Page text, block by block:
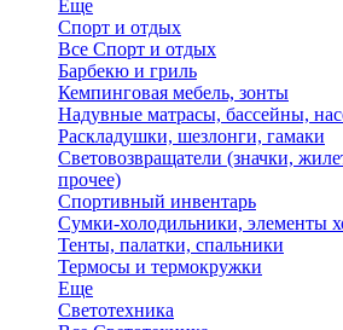
Еще
Спорт и отдых
Все Спорт и отдых
Барбекю и гриль
Кемпинговая мебель, зонты
Надувные матрасы, бассейны,
Раскладушки, шезлонги, гамаки
Световозвращатели (значки,
прочее)
Спортивный инвентарь
Сумки-холодильники, элементы
Тенты, палатки, спальники
Термосы и термокружки
Еще
Светотехника